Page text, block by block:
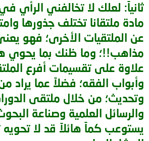
قد يكون هذا الكلام قاسيا نوعاً ما
لم أقل هذا إلا طلباً للنهوض بهذا
نجاحه واستمراره .
والموضوع تحت نظر المشرفين
أو أبقوه فالأمر راجع إليهم والله
ثانياً: لعلك لا تخالفني الرأي
مادة ملتقانا تختلف جذورها
عن الملتقيات الأخرى؛ فهو
مذاهب!!؛ وما ظنك بما يحوي
علاوة على تقسيمات أفرع
وأبواب الفقه؛ فضلاً عما يراد
وتحديث؛ من خلال ملتقى
والرسائل العلمية وصناعة
يستوعب كماً هائلاً قد لا تحويه